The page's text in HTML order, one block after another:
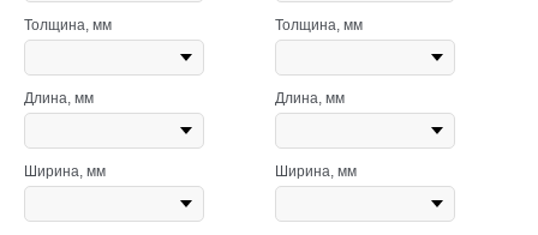
Толщина, мм
Длина, мм
Ширина, мм
Толщина, мм
Длина, мм
Ширина, мм